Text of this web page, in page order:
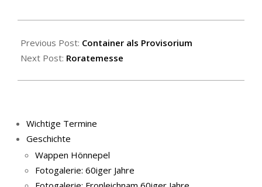
12-
09
Previous Post: Container als Provisorium
Next Post: Roratemesse
Wichtige Termine
Geschichte
Wappen Hönnepel
Fotogalerie: 60iger Jahre